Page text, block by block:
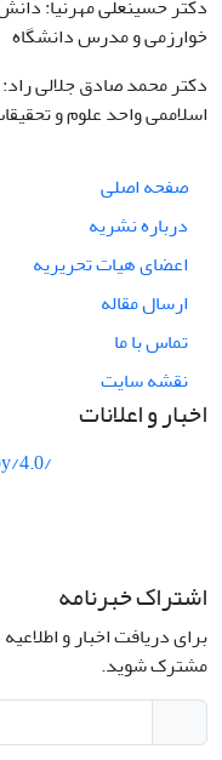
دکتر حسینعلی مهرنیا:
خوارزمی و مدرس دانشگاه
دکتر محمد صادق جلالی
اسلاممی واحد علوم و
صفحه اصلی
درباره نشریه
اعضای هیات تحریریه
ارسال مقاله
تماس با ما
نقشه سایت
اخبار و اعلانات
4.0/
اشتراک خبرنامه
برای دریافت اخبار و
مشترک شوید.